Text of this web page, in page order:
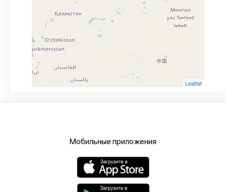
Leaflet
Мобильные приложения